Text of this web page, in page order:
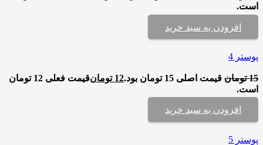
است.
افزودن به سبد خرید
پوستر 4
15 تومان قیمت اصلی 15 تومان بود. 12 تومان
قیمت فعلی 12 تومان
است.
افزودن به سبد خرید
پوستر 5